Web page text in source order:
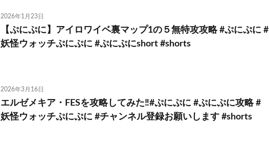
2026年1月23日
【ぷにぷに】アイロワイベ裏マップ1の５無特攻攻略 #ぷにぷに #
妖怪ウォッチぷにぷに #ぷにぷにshort #shorts
2026年3月16日
エルゼメキア・FESを攻略してみた‼️#ぷにぷに #ぷにぷに攻略 #
妖怪ウォッチぷにぷに #チャンネル登録お願いします #shorts